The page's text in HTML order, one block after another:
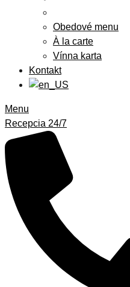
Obedové menu
À la carte
Vínna karta
Kontakt
Menu
Recepcia 24/7